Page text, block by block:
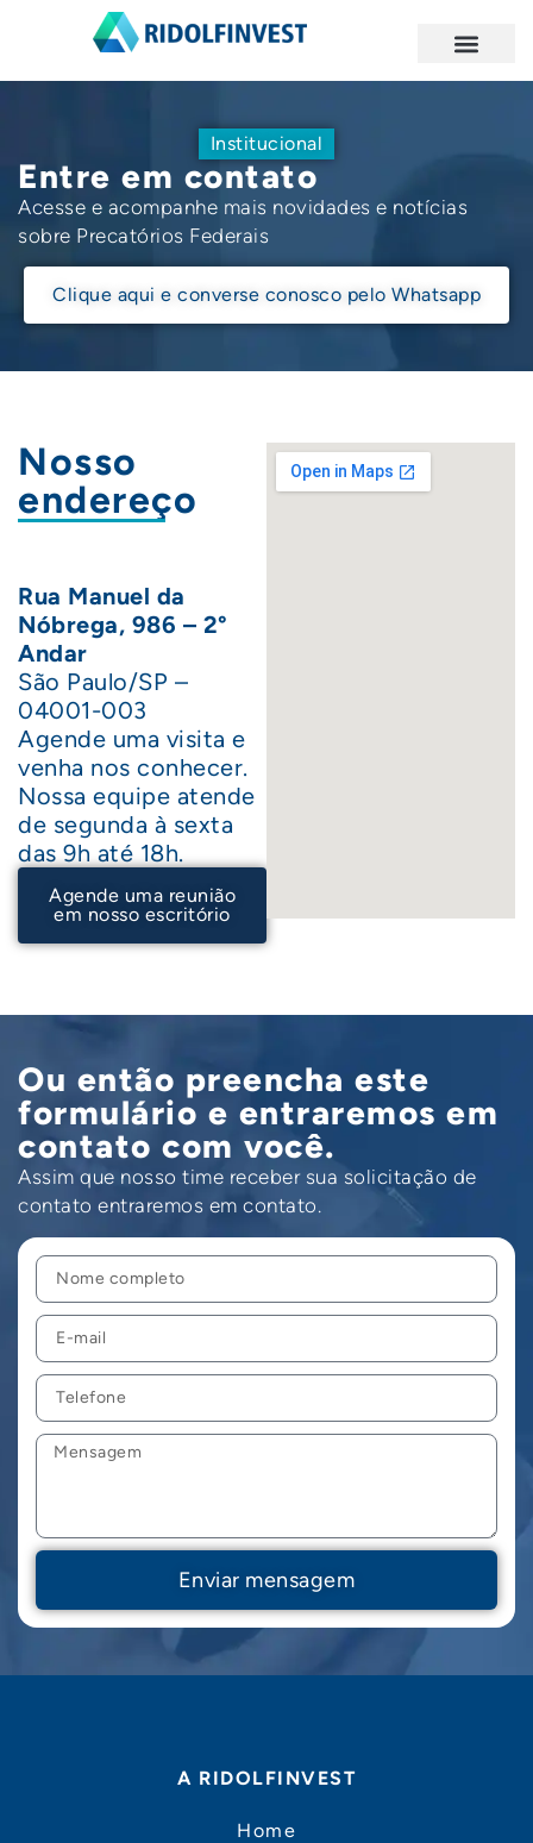
Institucional
Entre em contato
Acesse e acompanhe mais novidades e notícias
sobre Precatórios Federais
Clique aqui e converse conosco pelo Whatsapp
Nosso
endereço
Rua Manuel da
Nóbrega, 986 – 2°
Andar
São Paulo/SP –
04001-003
Agende uma visita e
venha nos conhecer.
Nossa equipe atende
de segunda à sexta
das 9h até 18h.
Agende uma reunião
em nosso escritório
Ou então preencha este
formulário e entraremos em
contato com você.
Assim que nosso time receber sua solicitação de
contato entraremos em contato.
Enviar mensagem
A RIDOLFINVEST
Home